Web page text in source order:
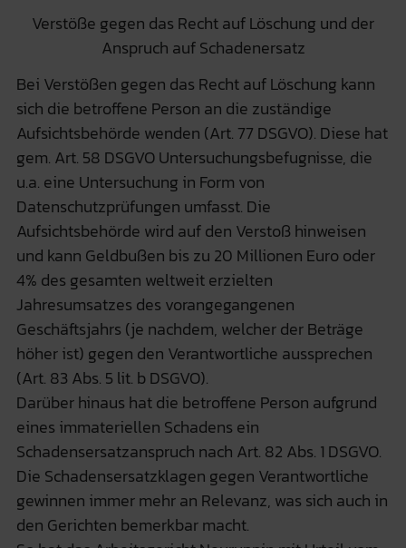
Verstöße gegen das Recht auf Löschung und der
Anspruch auf Schadenersatz
Bei Verstößen gegen das Recht auf Löschung kann
sich die betroffene Person an die zuständige
Aufsichtsbehörde wenden (Art. 77 DSGVO). Diese hat
gem. Art. 58 DSGVO Untersuchungsbefugnisse, die
u.a. eine Untersuchung in Form von
Datenschutzprüfungen umfasst. Die
Aufsichtsbehörde wird auf den Verstoß hinweisen
und kann Geldbußen bis zu 20 Millionen Euro oder
4% des gesamten weltweit erzielten
Jahresumsatzes des vorangegangenen
Geschäftsjahrs (je nachdem, welcher der Beträge
höher ist) gegen den Verantwortliche aussprechen
(Art. 83 Abs. 5 lit. b DSGVO).
Darüber hinaus hat die betroffene Person aufgrund
eines immateriellen Schadens ein
Schadensersatzanspruch nach Art. 82 Abs. 1 DSGVO.
Die Schadensersatzklagen gegen Verantwortliche
gewinnen immer mehr an Relevanz, was sich auch in
den Gerichten bemerkbar macht.